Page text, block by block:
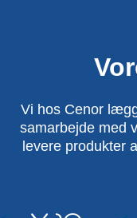
Vi hos Cenor
samarbejde med
levere produkter